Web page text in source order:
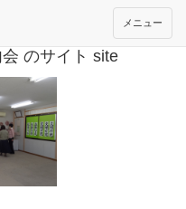
のサイト site
メニュー